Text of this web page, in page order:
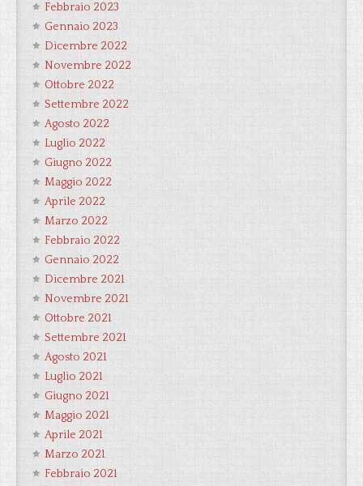
Febbraio 2023
Gennaio 2023
Dicembre 2022
Novembre 2022
Ottobre 2022
Settembre 2022
Agosto 2022
Luglio 2022
Giugno 2022
Maggio 2022
Aprile 2022
Marzo 2022
Febbraio 2022
Gennaio 2022
Dicembre 2021
Novembre 2021
Ottobre 2021
Settembre 2021
Agosto 2021
Luglio 2021
Giugno 2021
Maggio 2021
Aprile 2021
Marzo 2021
Febbraio 2021